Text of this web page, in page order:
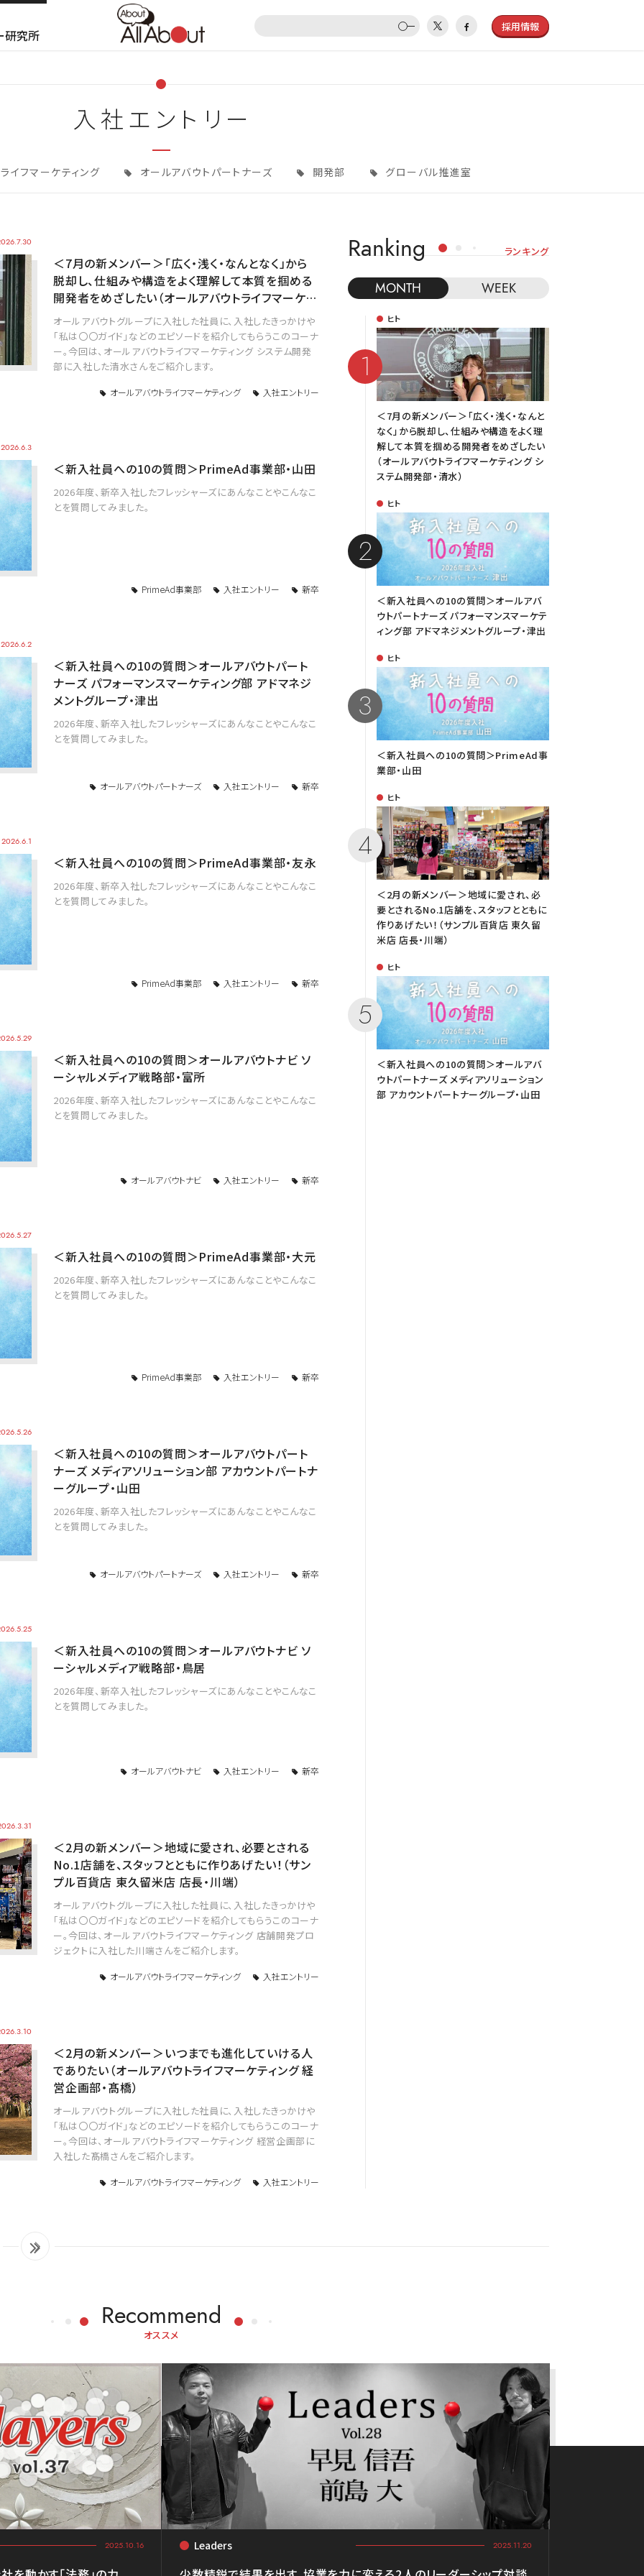
研究所
採用情報
入社エントリー
イフマーケティング オールアバウトパートナーズ 開発部 グローバル推進室
＜7月の新メンバー＞「広く・浅く・なんとなく」から
脱却し、仕組みや構造をよく理解して本質を掴める
開発者をめざしたい（オールアバウトライフマーケ…
オールアバウトグループに入社した社員に、入社したきっかけや
「私は〇〇ガイド」などのエピソードを紹介してもらうこのコーナ
ー。今回は、オールアバウトライフマーケティング システム開発
部に入社した清水さんをご紹介します。
オールアバウトライフマーケティング 入社エントリー
2026.6.3
＜新入社員への10の質問＞PrimeAd事業部・山田
2026年度、新卒入社したフレッシャーズにあんなことやこんなこ
とを質問してみました。
PrimeAd事業部 入社エントリー 新卒
2026.6.2
＜新入社員への10の質問＞オールアバウトパート
ナーズ パフォーマンスマーケティング部 アドマネジ
メントグループ・津出
2026年度、新卒入社したフレッシャーズにあんなことやこんなこ
とを質問してみました。
オールアバウトパートナーズ 入社エントリー 新卒
2026.6.1
＜新入社員への10の質問＞PrimeAd事業部・友永
2026年度、新卒入社したフレッシャーズにあんなことやこんなこ
とを質問してみました。
PrimeAd事業部 入社エントリー 新卒
＜新入社員への10の質問＞オールアバウトナビ ソ
ーシャルメディア戦略部・富所
2026年度、新卒入社したフレッシャーズにあんなことやこんなこ
とを質問してみました。
オールアバウトナビ 入社エントリー 新卒
＜新入社員への10の質問＞PrimeAd事業部・大元
2026年度、新卒入社したフレッシャーズにあんなことやこんなこ
とを質問してみました。
PrimeAd事業部 入社エントリー 新卒
＜新入社員への10の質問＞オールアバウトパート
ナーズ メディアソリューション部 アカウントパートナ
ーグループ・山田
2026年度、新卒入社したフレッシャーズにあんなことやこんなこ
とを質問してみました。
オールアバウトパートナーズ 入社エントリー 新卒
＜新入社員への10の質問＞オールアバウトナビ ソ
ーシャルメディア戦略部・鳥居
2026年度、新卒入社したフレッシャーズにあんなことやこんなこ
とを質問してみました。
オールアバウトナビ 入社エントリー 新卒
＜2月の新メンバー＞地域に愛され、必要とされる
No.1店舗を、スタッフとともに作りあげたい！（サン
プル百貨店 東久留米店 店長・川端）
オールアバウトグループに入社した社員に、入社したきっかけや
「私は〇〇ガイド」などのエピソードを紹介してもらうこのコーナ
ー。今回は、オールアバウトライフマーケティング 店舗開発プロ
ジェクトに入社した川端さんをご紹介します。
オールアバウトライフマーケティング 入社エントリー
＜2月の新メンバー＞いつまでも進化していける人
でありたい（オールアバウトライフマーケティング 経
営企画部・髙橋）
オールアバウトグループに入社した社員に、入社したきっかけや
「私は〇〇ガイド」などのエピソードを紹介してもらうこのコーナ
ー。今回は、オールアバウトライフマーケティング 経営企画部に
入社した髙橋さんをご紹介します。
オールアバウトライフマーケティング 入社エントリー
Ranking ランキング
MONTH WEEK
ヒト
＜7月の新メンバー＞「広く・浅く・なんと
なく」から脱却し、仕組みや構造をよく理
解して本質を掴める開発者をめざしたい
（オールアバウトライフマーケティング シ
ステム開発部・清水）
ヒト
＜新入社員への10の質問＞オールアバ
ウトパートナーズ パフォーマンスマーケテ
ィング部 アドマネジメントグループ・津出
ヒト
＜新入社員への10の質問＞PrimeAd事
業部・山田
ヒト
＜2月の新メンバー＞地域に愛され、必
要とされるNo.1店舗を、スタッフとともに
作りあげたい！（サンプル百貨店 東久留
米店 店長・川端）
ヒト
＜新入社員への10の質問＞オールアバ
ウトパートナーズ メディアソリューション
部 アカウントパートナーグループ・山田
Recommend
オススメ
2025.10.16 Leaders 2025.11.20